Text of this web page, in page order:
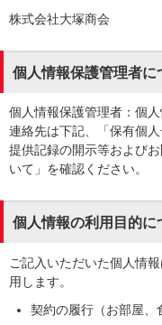
株式会社大塚商会
個人情報保護管理者に
個人情報保護管理者：個
連絡先は下記、「保有個
提供記録の開示等および
いて」を確認ください。
個人情報の利用目的に
ご記入いただいた個人情
用します。
契約の履行（お部屋、